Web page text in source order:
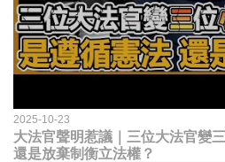
2025-10-23
大法官聲明惹議｜三位大法官變
還是放棄制衡立法權？